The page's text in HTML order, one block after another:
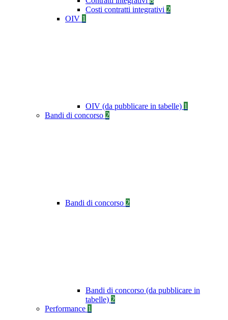
Costi contratti integrativi 2
OIV 1
OIV (da pubblicare in tabelle) 1
Bandi di concorso 2
Bandi di concorso 2
Bandi di concorso (da pubblicare in
tabelle) 2
Performance 1